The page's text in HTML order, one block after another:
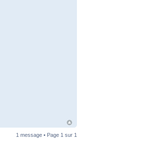
1 message • Page 1 sur 1